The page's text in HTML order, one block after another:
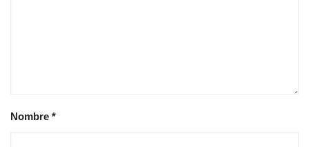
Nombre *